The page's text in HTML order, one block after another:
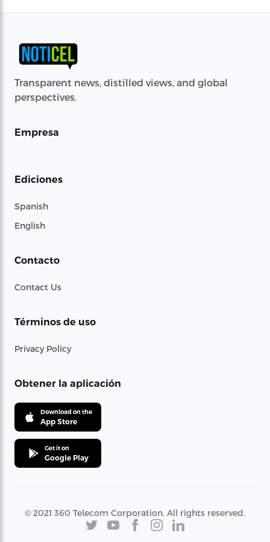
Transparent news, distilled views, and global
perspectives.
Empresa
Ediciones
Spanish
English
Contacto
Contact Us
Términos de uso
Privacy Policy
Obtener la aplicación
Download on the
App Store
Get it on
Google Play
© 2021 360 Telecom Corporation. All rights reserved.